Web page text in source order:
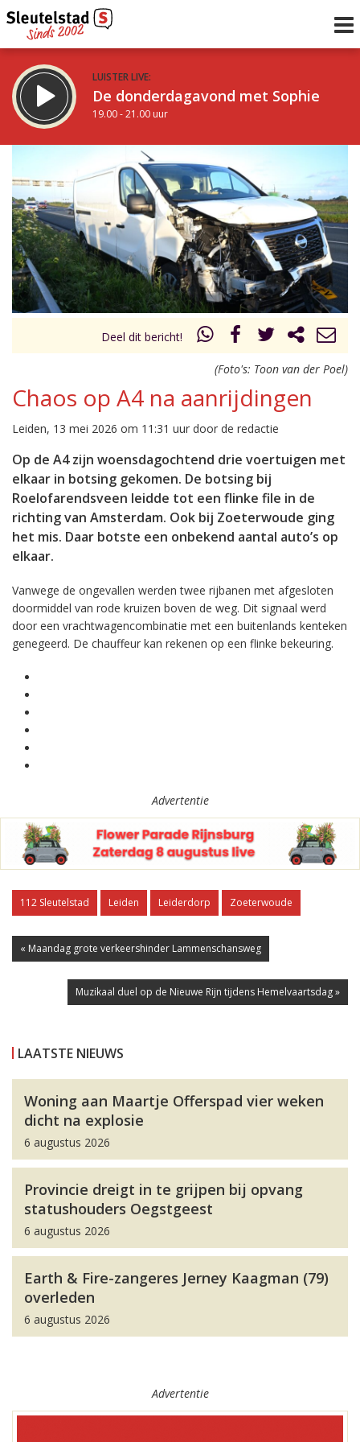
LUISTER LIVE:
De donderdagavond met Sophie
19.00 - 21.00 uur
De avond van Sleutelstad
21.00 - 0.00 uur
Vorig uur
uur 1 van 0 Volgend uur
Inklappen
Deel dit bericht!
(Foto's: Toon van der Poel)
Chaos op A4 na aanrijdingen
Leiden, 13 mei 2026 om 11:31 uur door de redactie
Op de A4 zijn woensdagochtend drie voertuigen met
elkaar in botsing gekomen. De botsing bij
Roelofarendsveen leidde tot een flinke file in de
richting van Amsterdam. Ook bij Zoeterwoude ging
het mis. Daar botste een onbekend aantal auto’s op
elkaar.
Vanwege de ongevallen werden twee rijbanen met afgesloten
doormiddel van rode kruizen boven de weg. Dit signaal werd
door een vrachtwagencombinatie met een buitenlands kenteken
genegeerd. De chauffeur kan rekenen op een flinke bekeuring.
Advertentie
112 Sleutelstad Leiden Leiderdorp Zoeterwoude
« Maandag grote verkeershinder Lammenschansweg
Muzikaal duel op de Nieuwe Rijn tijdens Hemelvaartsdag »
LAATSTE NIEUWS
Woning aan Maartje Offerspad vier weken
dicht na explosie
6 augustus 2026
Provincie dreigt in te grijpen bij opvang
statushouders Oegstgeest
6 augustus 2026
Earth & Fire-zangeres Jerney Kaagman (79)
overleden
6 augustus 2026
Advertentie